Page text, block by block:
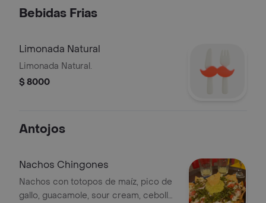
Bebidas Frias
Limonada Natural
Limonada Natural.
$ 8000
Antojos
Nachos Chingones
Nachos con totopos de maíz, pico de
gallo, guacamole, sour cream, cebolla